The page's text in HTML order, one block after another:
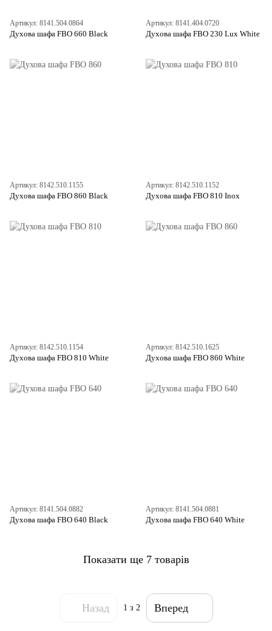
Артикул: 8141.504.0864
Духова шафа FBO 660 Black
Артикул: 8141.404.0720
Духова шафа FBO 230 Lux White
Артикул: 8142.510.1155
Духова шафа FBO 860 Black
Артикул: 8142.510.1152
Духова шафа FBO 810 Inox
Артикул: 8142.510.1154
Духова шафа FBO 810 White
Артикул: 8142.510.1625
Духова шафа FBO 860 White
Артикул: 8141.504.0882
Духова шафа FBO 640 Black
Артикул: 8141.504.0881
Духова шафа FBO 640 White
Показати ще 7 товарів
Назад 1 з 2 Вперед